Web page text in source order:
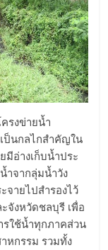
รงข่ายน้ำ
ป็นกลไกสำคัญใน
มีอ่างเก็บน้ำประ
ำจากลุ่มน้ำวัง
ายไปสำรองไว้
จังหวัดชลบุรี เพื่อ
รใช้น้ำทุกภาคส่วน
หกรรม รวมทั้ง